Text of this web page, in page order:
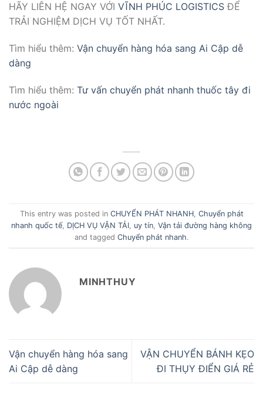
HÃY LIÊN HỆ NGAY VỚI VĨNH PHÚC LOGISTICS ĐỂ
TRẢI NGHIỆM DỊCH VỤ TỐT NHẤT.
Tìm hiểu thêm: Vận chuyển hàng hóa sang Ai Cập dễ
dàng
Tìm hiểu thêm: Tư vấn chuyển phát nhanh thuốc tây đi
nước ngoài
This entry was posted in CHUYỂN PHÁT NHANH, Chuyển phát
nhanh quốc tế DỊCH VỤ VẬN TẢI uy tín Vận tải đường hàng không
and tagged Chuyển phát nhanh.
MINHTHUY
Vận chuyển hàng hóa sang
Ai Cập dễ dàng
VẬN CHUYỂN BÁNH KẸO
ĐI THỤY ĐIỂN GIÁ RẺ